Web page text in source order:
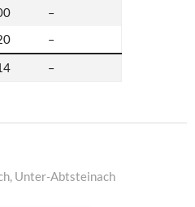
–
–
–
Unter-Abtsteinach